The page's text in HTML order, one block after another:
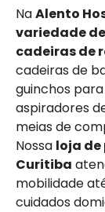
NaAlento
variedade
cadeiras de
cadeiras de
guinchos
aspiradores
meias de
Nossa loja
Curitiba
mobilidade
cuidados